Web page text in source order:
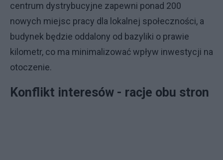
centrum dystrybucyjne zapewni ponad 200
nowych miejsc pracy dla lokalnej społeczności, a
budynek będzie oddalony od bazyliki o prawie
kilometr, co ma minimalizować wpływ inwestycji na
otoczenie.
Konflikt interesów - racje obu stron